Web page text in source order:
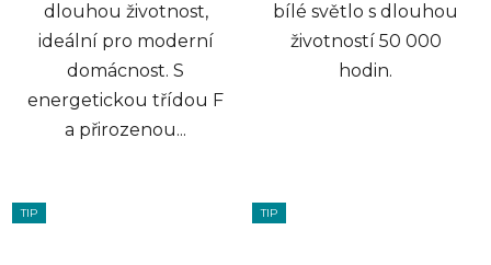
dlouhou životnost,
ideální pro moderní
domácnost. S
energetickou třídou F
a přirozenou...
bílé světlo s dlouhou
životností 50 000
hodin.
TIP TIP